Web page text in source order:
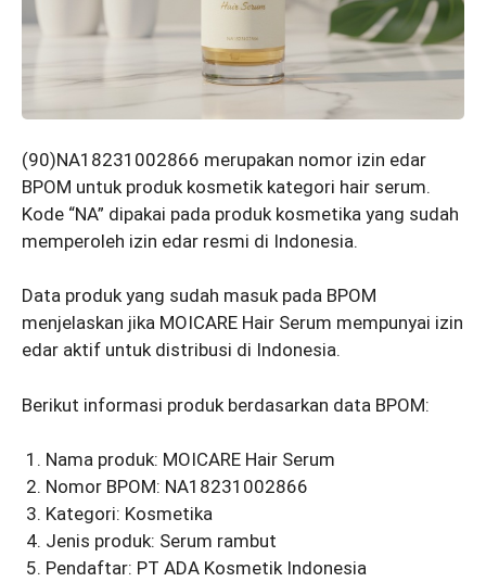
(90)NA18231002866 merupakan nomor izin edar
BPOM untuk produk kosmetik kategori hair serum.
Kode “NA” dipakai pada produk kosmetika yang sudah
memperoleh izin edar resmi di Indonesia.
Data produk yang sudah masuk pada BPOM
menjelaskan jika MOICARE Hair Serum mempunyai izin
edar aktif untuk distribusi di Indonesia.
Berikut informasi produk berdasarkan data BPOM:
Nama produk: MOICARE Hair Serum
Nomor BPOM: NA18231002866
Kategori: Kosmetika
Jenis produk: Serum rambut
Pendaftar: PT ADA Kosmetik Indonesia